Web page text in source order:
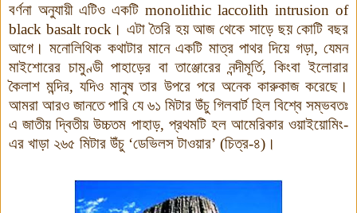
বর্ণনা অনুযায়ী এটিও একটি monolithic laccolith intrusion of
black basalt rock । এটা তৈরি হয় আজ থেকে সাড়ে ছয় কোটি বছর
আগে। মনোলিথিক কথাটার মানে একটি মাত্র পাথর দিয়ে গড়া, যেমন
মাইশোরের চামুণ্ডী পাহাড়ের বা তাঞ্জোরের নন্দীমূর্তি, কিংবা ইলোরার
কৈলাশ মন্দির, যদিও মানুষ তার উপরে পরে অনেক কারুকাজ করেছে।
আমরা আরও জানতে পারি যে ৬১ মিটার উঁচু গিলবার্ট হিল বিশ্বে সম্ভবতঃ
এ জাতীয় দ্বিতীয় উচ্চতম পাহাড়, প্রথমটি হল আমেরিকার ওয়াইয়োমিং-
এর খাড়া ২৬৫ মিটার উঁচু ‘ডেভিলস টাওয়ার’ (চিত্র-৪) ।